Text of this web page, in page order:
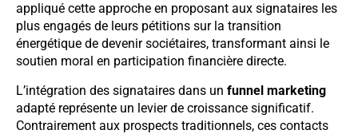
appliqué cette approche en proposant aux signataires les
plus engagés de leurs pétitions sur la transition
énergétique de devenir sociétaires, transformant ainsi le
soutien moral en participation financière directe.
L’intégration des signataires dans un funnel marketing
adapté représente un levier de croissance significatif.
Contrairement aux prospects traditionnels, ces contacts